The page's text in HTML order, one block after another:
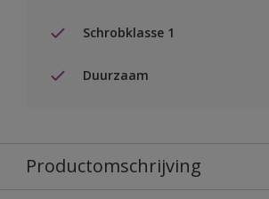
Schrobklasse 1
Duurzaam
Productomschrijving